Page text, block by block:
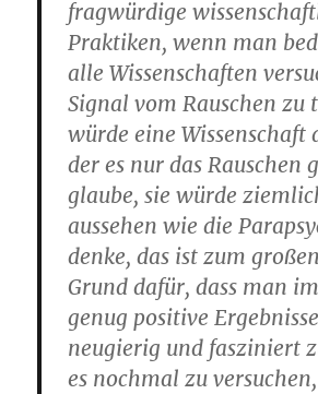
fragwürdige
Praktiken, wenn man
alle Wissenschaften
Signal vom Rauschen zu
würde eine Wissenschaft
der es nur das Rauschen
glaube, sie würde
aussehen wie die
denke, das ist zum
Grund dafür, dass man
genug positive
neugierig und fasziniert
es nochmal zu